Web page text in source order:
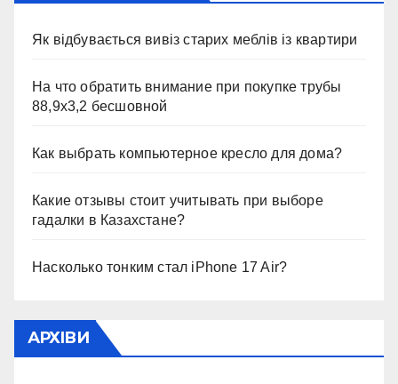
Як відбувається вивіз старих меблів із квартири
На что обратить внимание при покупке трубы
88,9х3,2 бесшовной
Как выбрать компьютерное кресло для дома?
Какие отзывы стоит учитывать при выборе
гадалки в Казахстане?
Насколько тонким стал iPhone 17 Air?
АРХІВИ